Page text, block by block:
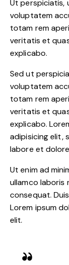
Ut perspiciatis,
voluptatem
totam rem
veritatis et
explicabo.
Sed ut
voluptatem
totam rem
veritatis et
explicabo.
adipisicing elit,
labore et
Ut enim ad
ullamco laboris
consequat.
Lorem ipsum
elit.